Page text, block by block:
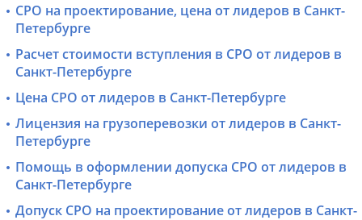
СРО на проектирование, цена от лидеров в Санкт-
Петербурге
Расчет стоимости вступления в СРО от лидеров в
Санкт-Петербурге
Цена СРО от лидеров в Санкт-Петербурге
Лицензия на грузоперевозки от лидеров в Санкт-
Петербурге
Помощь в оформлении допуска СРО от лидеров в
Санкт-Петербурге
Допуск СРО на проектирование от лидеров в Санкт-